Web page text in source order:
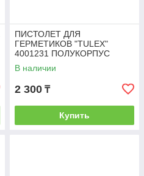
ПИСТОЛЕТ ДЛЯ
ГЕРМЕТИКОВ "TULEX"
4001231 ПОЛУКОРПУС
УСИЛЕННЫЙ ГЛАДКИЙ
ШТОК 310МЛ
В наличии
2 300 ₸
Купить